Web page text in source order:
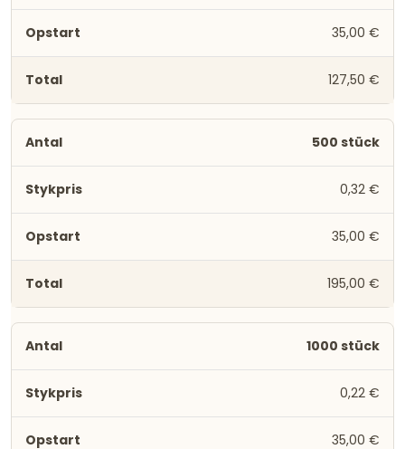
35,00 €
127,50 €
500 stück
0,32 €
35,00 €
195,00 €
1000 stück
0,22 €
35,00 €